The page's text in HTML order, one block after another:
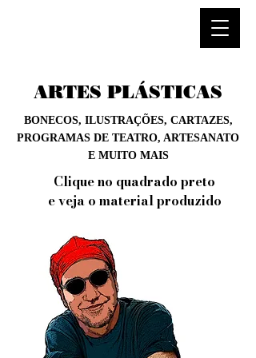
ARTES PLÁSTICAS
BONECOS, ILUSTRAÇÕES, CARTAZES,
PROGRAMAS DE TEATRO, ARTESANATO
E MUITO MAIS
Clique no quadrado preto
e veja o material produzido